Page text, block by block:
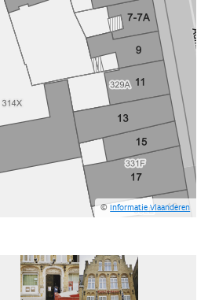
©Informatie Vlaanderen